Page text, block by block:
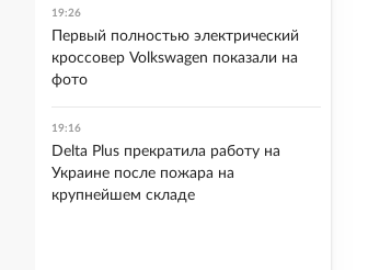
19:26
Первый полностью электрический
кроссовер Volkswagen показали на
фото
19:16
Delta Plus прекратила работу на
Украине после пожара на
крупнейшем складе